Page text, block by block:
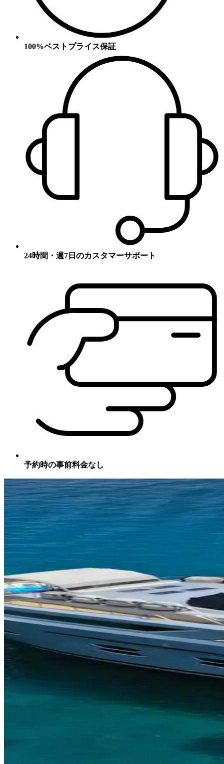
100%ベストプライス保証
24時間・週7日のカスタマーサポート
予約時の事前料金なし